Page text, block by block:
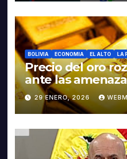
BOLIVIA ECONOMIA EL ALTO LA
Precio del oro
ante las
contra Irán
29 ENERO, 2026